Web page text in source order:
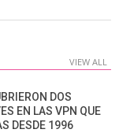
VIEW ALL
DOS
EN LAS VPN QUE
DESDE 1996